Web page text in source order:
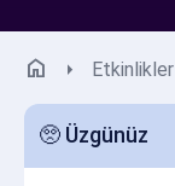
home arrow_right Etkinlikler
🥺 Üzgünüz